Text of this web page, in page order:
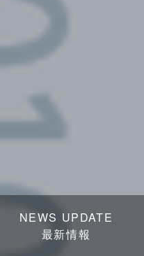
NEWS UPDATE
最新情報